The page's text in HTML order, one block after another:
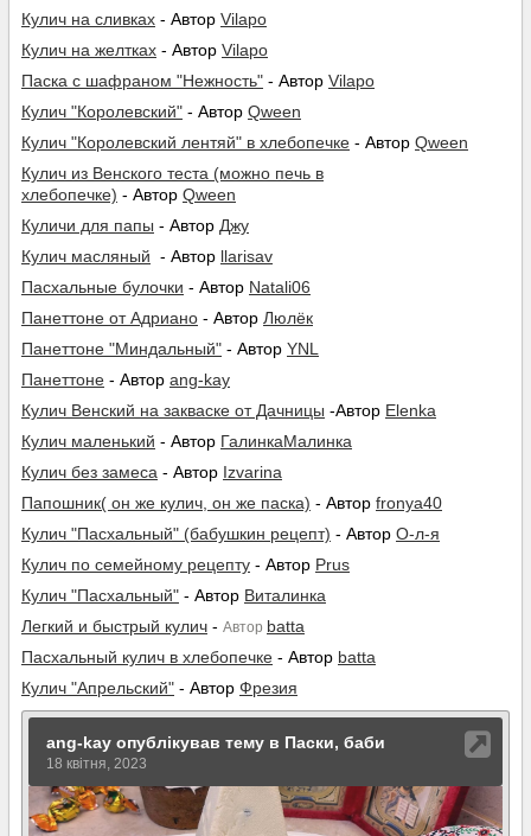
Кулич на сливках - Автор Vilapo
Кулич на желтках - Автор Vilapo
Паска с шафраном "Нежность" - Автор Vilapo
Кулич "Королевский" - Автор Qween
Кулич "Королевский лентяй" в хлебопечке - Автор Qween
Кулич из Венского теста (можно печь в
хлебопечке) - Автор Qween
Куличи для папы - Автор Джу
Кулич масляный - Автор llarisav
Пасхальные булочки - Автор Natali06
Панеттоне от Адриано - Автор Люлёк
Панеттоне "Миндальный" - Автор YNL
Панеттоне - Автор ang-kay
Кулич Венский на закваске от Дачницы -Автор Elenka
Кулич маленький - Автор ГалинкаМалинка
Кулич без замеса - Автор Izvarina
Папошник( он же кулич, он же паска) - Автор fronya40
Кулич "Пасхальный" (бабушкин рецепт) - Автор О-л-я
Кулич по семейному рецепту - Автор Prus
Кулич "Пасхальный" - Автор Виталинка
Легкий и быстрый кулич - Автор batta
Пасхальный кулич в хлебопечке - Автор batta
Кулич "Апрельский" - Автор Фрезия